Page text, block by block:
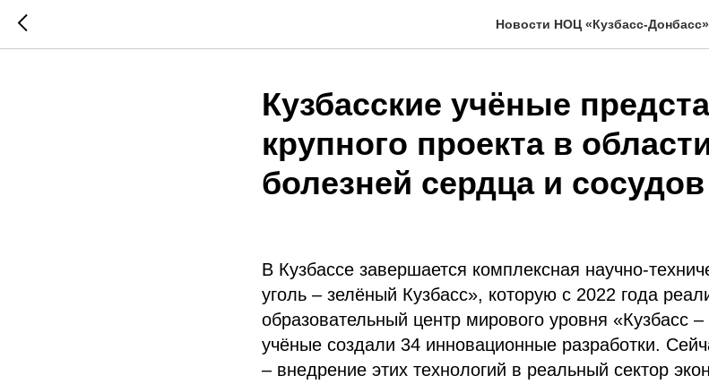
Новости НОЦ «Кузбасс-Донбасс»
Кузбасские учёные
крупного проекта в
болезней сердца и сосудов
В Кузбассе завершается комплексная научно-
уголь – зелёный Кузбасс», которую с 2022 года
образовательный центр мирового уровня «Кузбасс
учёные создали 34 инновационные разработки.
– внедрение этих технологий в реальный сектор